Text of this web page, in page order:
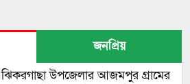
জনপ্রিয়
ঝিকরগাছা উপজেলার আজমপুর গ্রামের